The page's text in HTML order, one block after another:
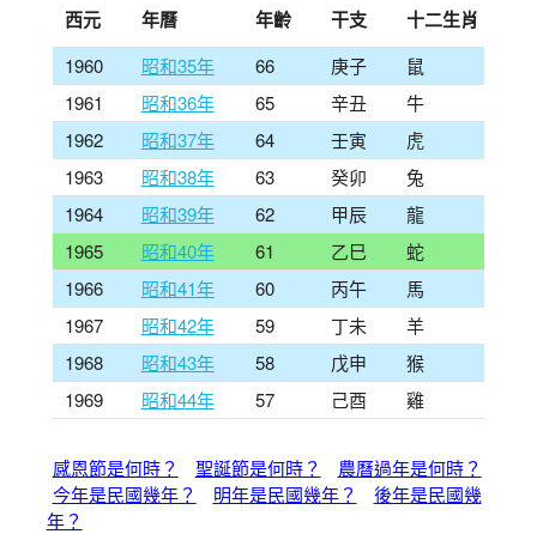
西元 年曆 年齡 干支 十二生肖
1960 昭和35年 66 庚子
鼠
1961
昭和36年 65 辛丑
牛
1962
昭和37年 64 壬寅
虎
1963
昭和38年 63 癸卯
兔
1964
昭和39年 62 甲辰
龍
1965
昭和40年 61 乙巳
蛇
1966
昭和41年 60 丙午
馬
1967
昭和42年 59 丁未
羊
1968
昭和43年 58 戊申
猴
1969
昭和44年 57 己酉 雞
感恩節是何時？ 聖誕節是何時？
農曆過年是何時？
今年是民國幾年？
明年是民國幾年？
後年是民國幾
年？